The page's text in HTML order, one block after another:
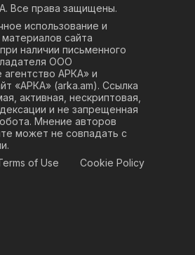
Все права защищены.
использование и
сайта
наличии письменного
ООО
АРКА» и
«АРКА» (arka.am). Ссылка
активная, нескриптовая,
и не запрещенная
Мнение авторов
может не совпадать с
of Use Cookie Policy